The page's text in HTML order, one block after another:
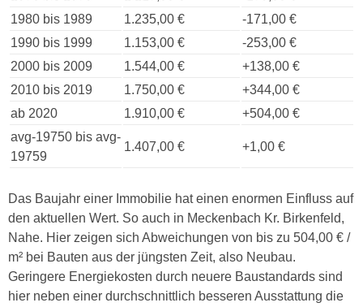
1980 bis 1989
1.235,00 €
-171,00 €
1990 bis 1999
1.153,00 €
-253,00 €
2000 bis 2009
1.544,00 €
+138,00 €
2010 bis 2019
1.750,00 €
+344,00 €
ab 2020
1.910,00 €
+504,00 €
avg-19750 bis avg-
19759
1.407,00 € +1,00 €
Das Baujahr einer Immobilie hat einen enormen Einfluss auf
den aktuellen Wert. So auch in Meckenbach Kr. Birkenfeld,
Nahe. Hier zeigen sich Abweichungen von bis zu 504,00 € /
m² bei Bauten aus der jüngsten Zeit, also Neubau.
Geringere Energiekosten durch neuere Baustandards sind
hier neben einer durchschnittlich besseren Ausstattung die